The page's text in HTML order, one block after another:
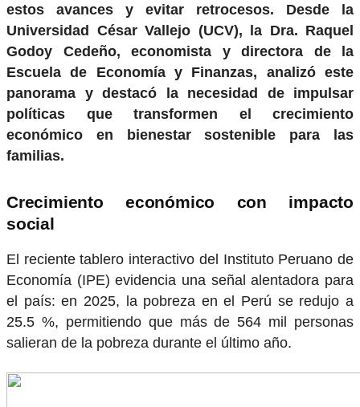
estos avances y evitar retrocesos. Desde la
Universidad César Vallejo (UCV), la Dra. Raquel
Godoy Cedeño, economista y directora de la
Escuela de Economía y Finanzas, analizó este
panorama y destacó la necesidad de impulsar
políticas que transformen el crecimiento
económico en bienestar sostenible para las
familias.
Crecimiento económico con impacto
social
El reciente tablero interactivo del Instituto Peruano de
Economía (IPE) evidencia una señal alentadora para
el país: en 2025, la pobreza en el Perú se redujo a
25.5 %, permitiendo que más de 564 mil personas
salieran de la pobreza durante el último año.